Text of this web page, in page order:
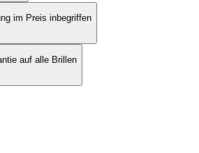
im Preis inbegriffen
auf alle Brillen